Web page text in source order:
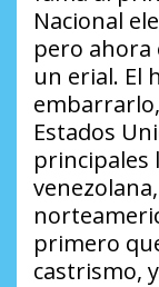
Nacional
pero ahora
un erial. El
Estados
principales
primero
castrismo,